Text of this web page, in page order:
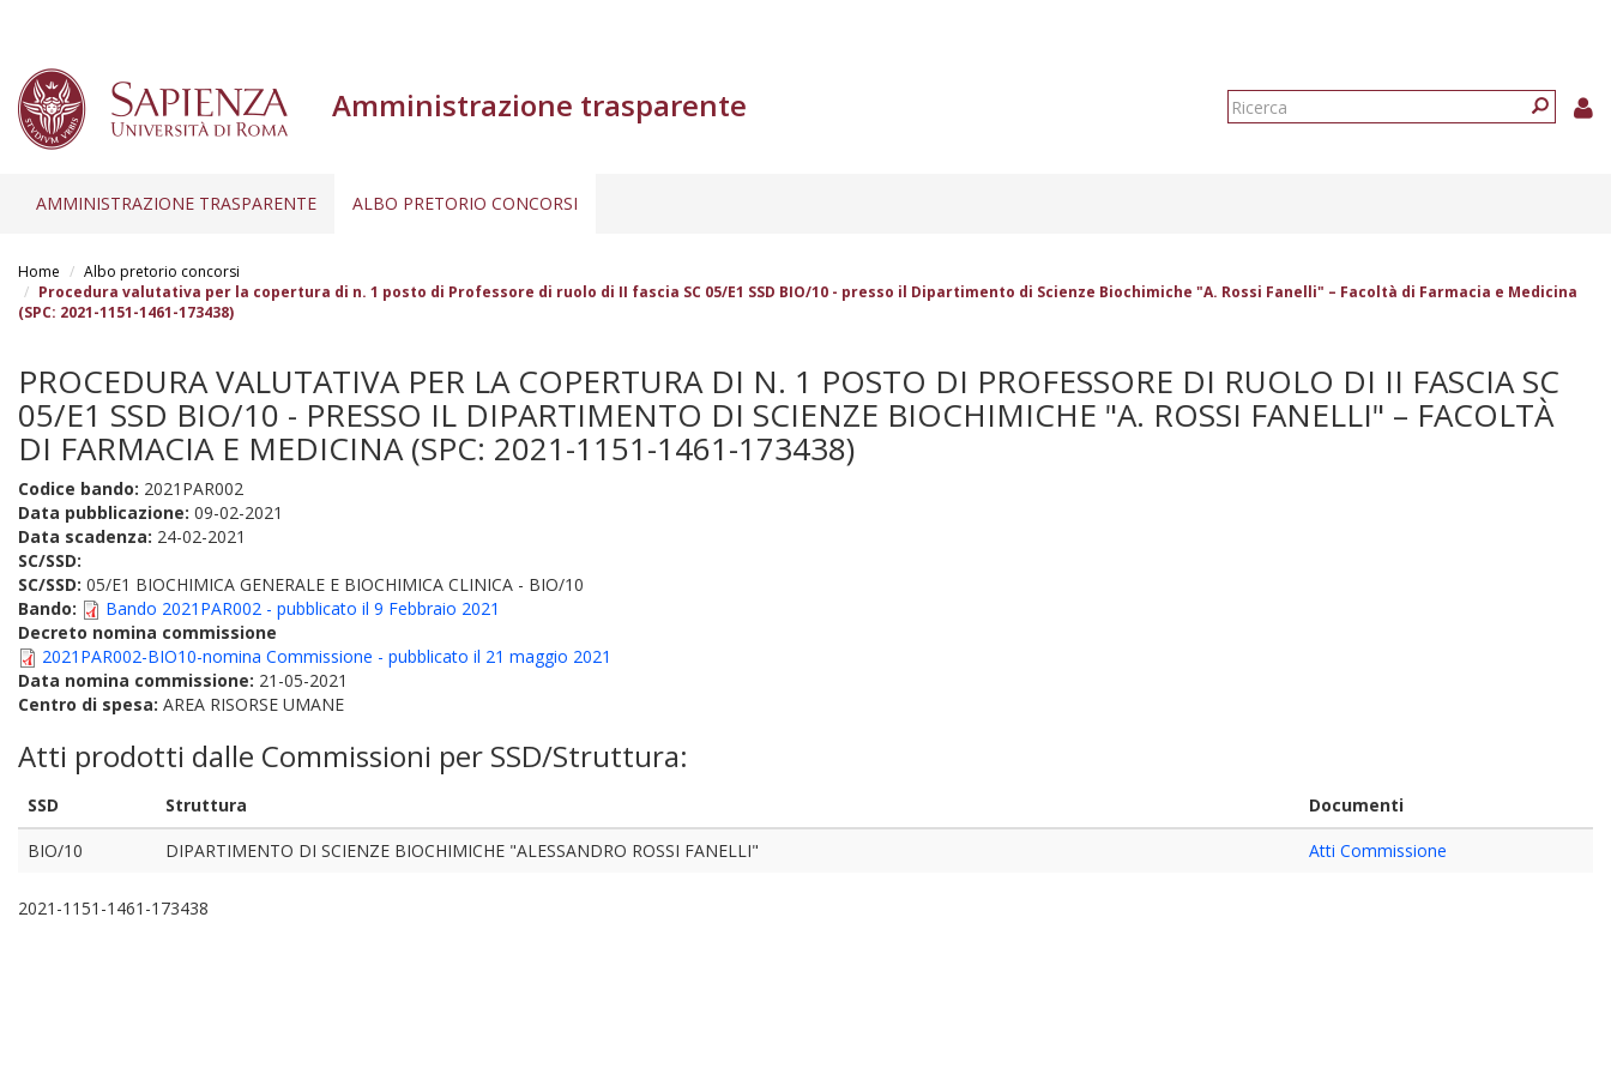
contenuto
principale
Amministrazione trasparente
Form
AMMINISTRAZIONE TRASPARENTE ALBO PRETORIO CONCORSI
Home
Albo pretorio concorsi
Procedura valutativa per la copertura di n. 1 posto di Professore di ruolo di II fascia SC 05/E1 SSD BIO/10 - presso il Dipartimento di Scienze Biochimiche "A. Rossi Fanelli" – Facoltà di Farmacia e Medicina
(SPC: 2021-1151-1461-173438)
PROCEDURA VALUTATIVA PER LA COPERTURA DI N. 1 POSTO DI PROFESSORE DI RUOLO DI II FASCIA SC
05/E1 SSD BIO/10 - PRESSO IL DIPARTIMENTO DI SCIENZE BIOCHIMICHE "A. ROSSI FANELLI" – FACOLTÀ
DI FARMACIA E MEDICINA (SPC: 2021-1151-1461-173438)
Codice bando: 2021PAR002
Data pubblicazione: 09-02-2021
Data scadenza: 24-02-2021
SC/SSD:
SC/SSD: 05/E1 BIOCHIMICA GENERALE E BIOCHIMICA CLINICA - BIO/10
Bando:
Bando 2021PAR002 - pubblicato il 9 Febbraio 2021
Decreto nomina commissione
2021PAR002-BIO10-nomina Commissione - pubblicato il 21 maggio 2021
Data nomina commissione: 21-05-2021
Centro di spesa: AREA RISORSE UMANE
Atti prodotti dalle Commissioni per SSD/Struttura:
SSD Struttura
Documenti
BIO/10
DIPARTIMENTO DI SCIENZE BIOCHIMICHE "ALESSANDRO ROSSI FANELLI" Atti Commissione
2021-1151-1461-173438